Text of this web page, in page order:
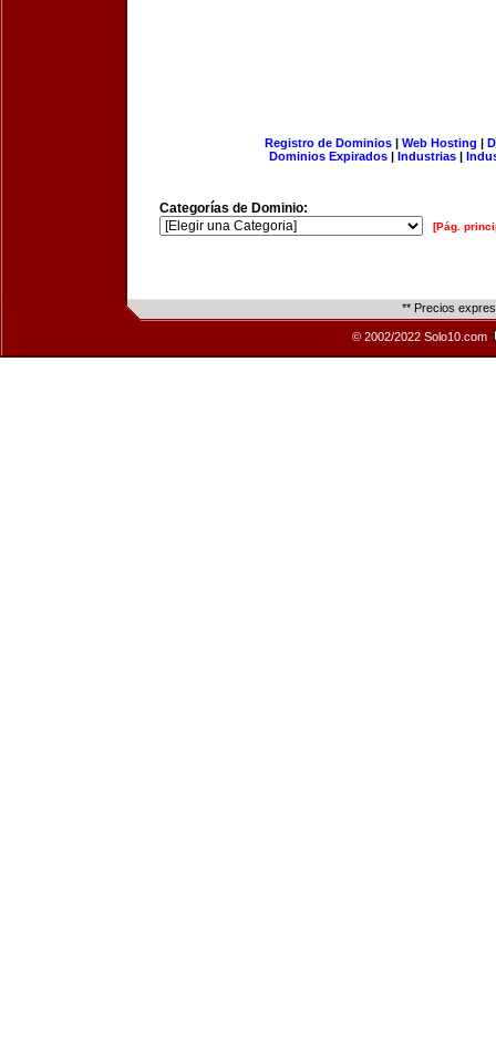
Registro de Dominios| Web Hosting |
Dominios Expirados | Industrias |
Categorías de Dominio:
[Pág.
** Precios
© 2002/2022 Solo10.com